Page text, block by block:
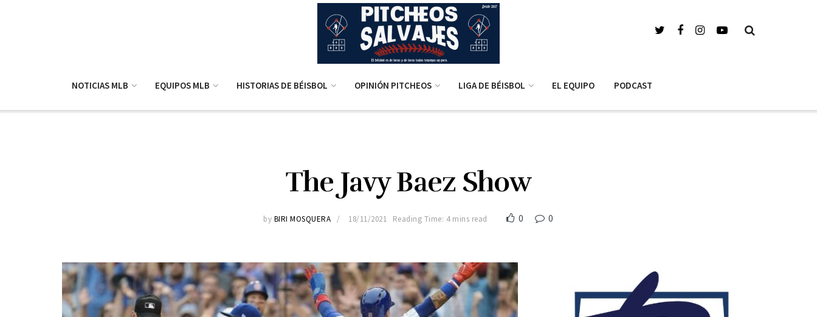
NOTICIAS MLB EQUIPOS MLB HISTORIAS DE BÉISBOL OPINIÓN PITCHEOS LIGA DE BÉISBOL EL EQUIPO PODCAST
The Javy Baez Show
by BIRI MOSQUERA 18/11/2021 Reading Time: 4 mins read 0 0